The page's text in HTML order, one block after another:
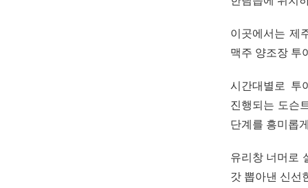
이곳에서는 제
맥주 양조장 투
시간대별로 투
진행되는 도슨
단계를 흥미롭
유리창 너머로
갓 뽑아낸 신선